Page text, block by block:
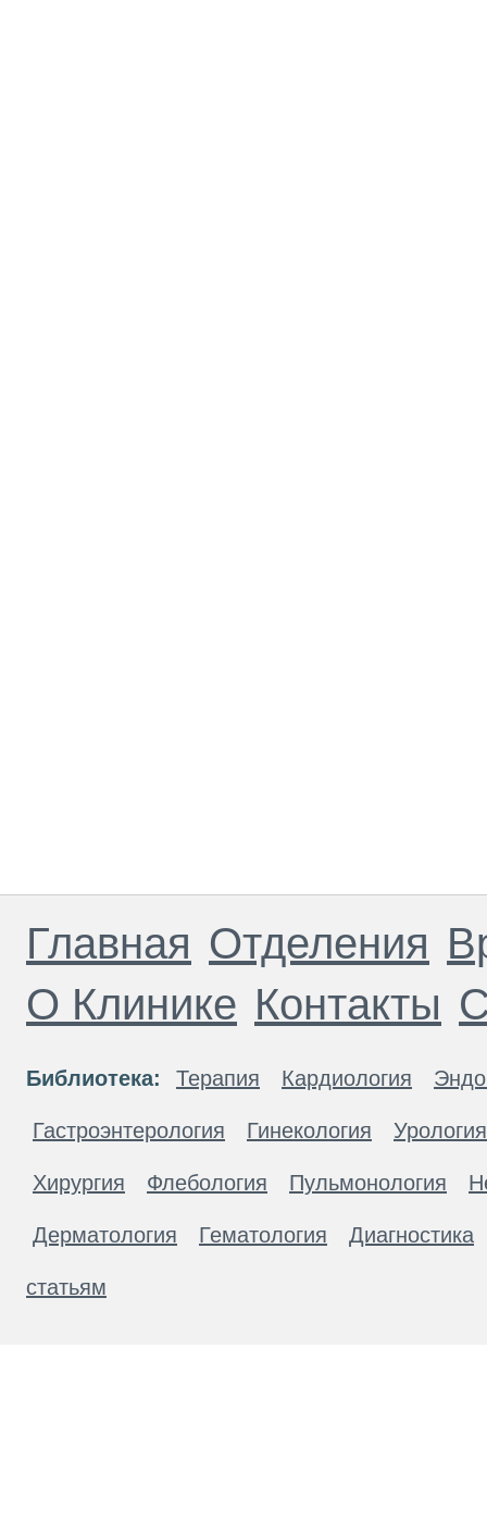
Главная Отделения
О Клинике Контакты
Библиотека: Терапия Кардиология
Гастроэнтерология Гинекология Урология
Хирургия Флебология Пульмонология
Дерматология Гематология Диагностика
статьям